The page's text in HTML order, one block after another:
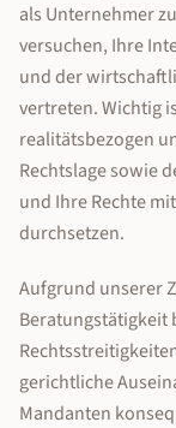
als Unternehmer
versuchen, Ihre
und der
vertreten. Wichtig
realitätsbezogen
Rechtslage sowie
und Ihre Rechte
durchsetzen.
Aufgrund unserer
Beratungstätigkeit
gerichtliche
Mandanten